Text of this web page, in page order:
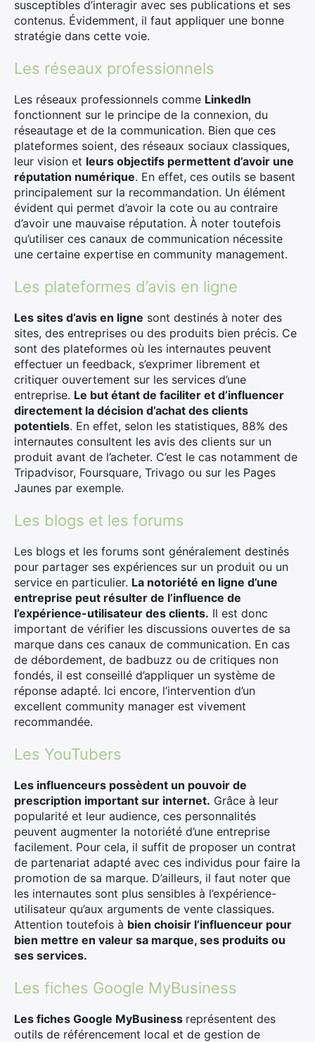
susceptibles d’interagir avec ses publications et ses
contenus. Évidemment, il faut appliquer une bonne
stratégie dans cette voie.
Les réseaux professionnels
Les réseaux professionnels comme LinkedIn
fonctionnent sur le principe de la connexion, du
réseautage et de la communication. Bien que ces
plateformes soient, des réseaux sociaux classiques,
leur vision et leurs objectifs permettent d’avoir une
réputation numérique. En effet, ces outils se basent
principalement sur la recommandation. Un élément
évident qui permet d’avoir la cote ou au contraire
d’avoir une mauvaise réputation. À noter toutefois
qu’utiliser ces canaux de communication nécessite
une certaine expertise en community management.
Les plateformes d’avis en ligne
Les sites d’avis en ligne sont destinés à noter des
sites, des entreprises ou des produits bien précis. Ce
sont des plateformes où les internautes peuvent
effectuer un feedback, s’exprimer librement et
critiquer ouvertement sur les services d’une
entreprise. Le but étant de faciliter et d’influencer
directement la décision d’achat des clients
potentiels. En effet, selon les statistiques, 88% des
internautes consultent les avis des clients sur un
produit avant de l’acheter. C’est le cas notamment de
Tripadvisor, Foursquare, Trivago ou sur les Pages
Jaunes par exemple.
Les blogs et les forums
Les blogs et les forums sont généralement destinés
pour partager ses expériences sur un produit ou un
service en particulier. La notoriété en ligne d’une
entreprise peut résulter de l’influence de
l’expérience-utilisateur des clients. Il est donc
important de vérifier les discussions ouvertes de sa
marque dans ces canaux de communication. En cas
de débordement, de badbuzz ou de critiques non
fondés, il est conseillé d’appliquer un système de
réponse adapté. Ici encore, l’intervention d’un
excellent community manager est vivement
recommandée.
Les YouTubers
Les influenceurs possèdent un pouvoir de
prescription important sur internet. Grâce à leur
popularité et leur audience, ces personnalités
peuvent augmenter la notoriété d’une entreprise
facilement. Pour cela, il suffit de proposer un contrat
de partenariat adapté avec ces individus pour faire la
promotion de sa marque. D’ailleurs, il faut noter que
les internautes sont plus sensibles à l’expérience-
utilisateur qu’aux arguments de vente classiques.
Attention toutefois à bien choisir l’influenceur pour
bien mettre en valeur sa marque, ses produits ou
ses services.
Les fiches Google MyBusiness
Les fiches Google MyBusiness représentent des
outils de référencement local et de gestion de